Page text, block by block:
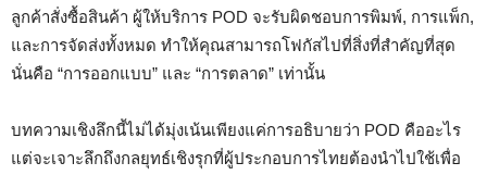
ลูกค้าสั่งซื้อสินค้า ผู้ให้บริการ POD จะรับผิดชอบการพิมพ์, การแพ็ก,
และการจัดส่งทั้งหมด ทำให้คุณสามารถโฟกัสไปที่สิ่งที่สำคัญที่สุด
นั่นคือ “การออกแบบ” และ “การตลาด” เท่านั้น
บทความเชิงลึกนี้ไม่ได้มุ่งเน้นเพียงแค่การอธิบายว่า POD คืออะไร
แต่จะเจาะลึกถึงกลยุทธ์เชิงรุกที่ผู้ประกอบการไทยต้องนำไปใช้เพื่อ